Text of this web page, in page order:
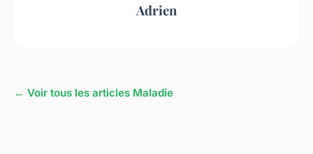
Adrien
← Voir tous les articles Maladie